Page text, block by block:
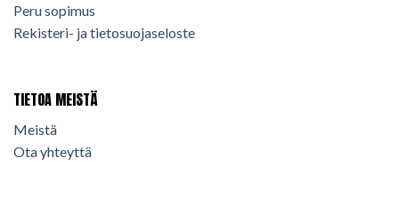
Peru sopimus
Rekisteri- ja tietosuojaseloste
TIETOA MEISTÄ
Meistä
Ota yhteyttä